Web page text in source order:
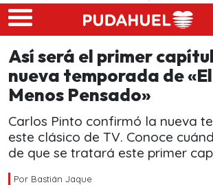
Skip to main content
Así será el primer
nueva temporada de
Menos Pensado»
Carlos Pinto confirmó la nueva
este clásico de TV. Conoce
de que se tratará este primer
Por Bastián Jaque